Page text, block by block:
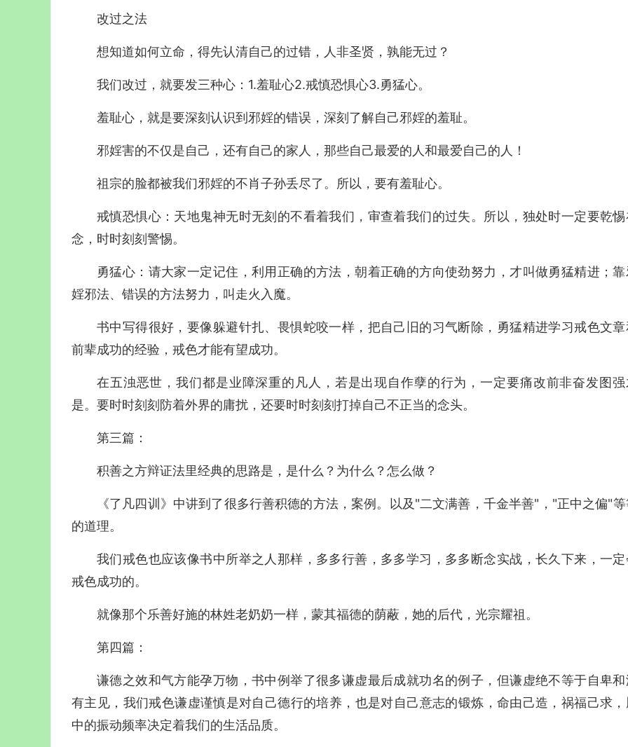
改过之法
想知道如何立命，得先认清自己的过错，人非圣贤，孰能无过？
我们改过，就要发三种心：1.羞耻心2.戒慎恐惧心3.勇猛心。
羞耻心，就是要深刻认识到邪婬的错误，深刻了解自己邪婬的羞耻。
邪婬害的不仅是自己，还有自己的家人，那些自己最爱的人和最爱自己的人！
祖宗的脸都被我们邪婬的不肖子孙丢尽了。所以，要有羞耻心。
戒慎恐惧心：天地鬼神无时无刻的不看着我们，审查着我们的过失。所以，独处时一定要乾惕
念，时时刻刻警惕。
勇猛心：请大家一定记住，利用正确的方法，朝着正确的方向使劲努力，才叫做勇猛精进；靠
婬邪法、错误的方法努力，叫走火入魔。
书中写得很好，要像躲避针扎、畏惧蛇咬一样，把自己旧的习气断除，勇猛精进学习戒色文章
前辈成功的经验，戒色才能有望成功。
在五浊恶世，我们都是业障深重的凡人，若是出现自作孽的行为，一定要痛改前非奋发图强
是。要时时刻刻防着外界的庸扰，还要时时刻刻打掉自己不正当的念头。
第三篇：
积善之方辩证法里经典的思路是，是什么？为什么？怎么做？
《了凡四训》中讲到了很多行善积德的方法，案例。以及"二文满善，千金半善"，"正中之偏"
的道理。
我们戒色也应该像书中所举之人那样，多多行善，多多学习，多多断念实战，长久下来，一定
戒色成功的。
就像那个乐善好施的林姓老奶奶一样，蒙其福德的荫蔽，她的后代，光宗耀祖。
第四篇：
谦德之效和气方能孕万物，书中例举了很多谦虚最后成就功名的例子，但谦虚绝不等于自卑
有主见，我们戒色谦虚谨慎是对自己德行的培养，也是对自己意志的锻炼，命由己造，祸福己求，
中的振动频率决定着我们的生活品质。